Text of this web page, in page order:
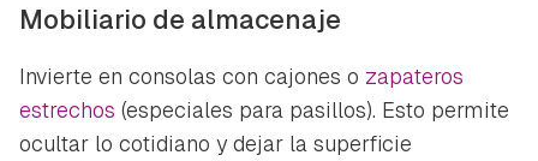
Mobiliario de almacenaje
Invierte en consolas con cajones o zapateros
estrechos (especiales para pasillos). Esto permite
ocultar lo cotidiano y dejar la superficie